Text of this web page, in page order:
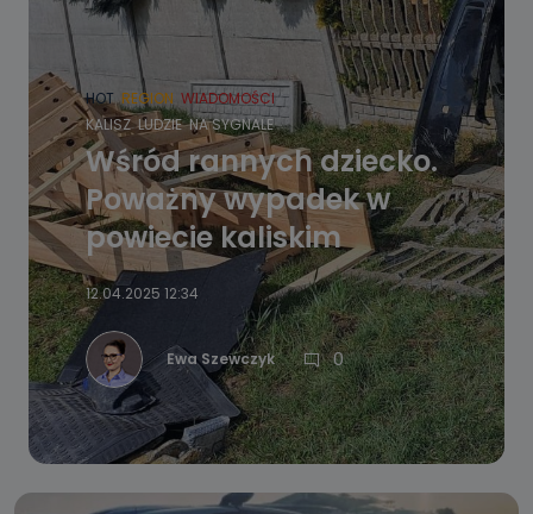
HOT REGION WIADOMOŚCI
KALISZ LUDZIE NA SYGNALE
Wśród rannych dziecko.
Poważny wypadek w
powiecie kaliskim
12.04.2025 12:34
Ewa Szewczyk 0